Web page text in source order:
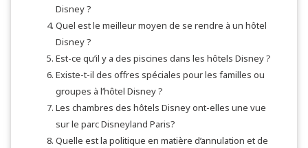
Disney ?
Quel est le meilleur moyen de se rendre à un hôtel
Disney ?
Est-ce qu’il y a des piscines dans les hôtels Disney ?
Existe-t-il des offres spéciales pour les familles ou
groupes à l’hôtel Disney ?
Les chambres des hôtels Disney ont-elles une vue
sur le parc Disneyland Paris?
Quelle est la politique en matière d’annulation et de